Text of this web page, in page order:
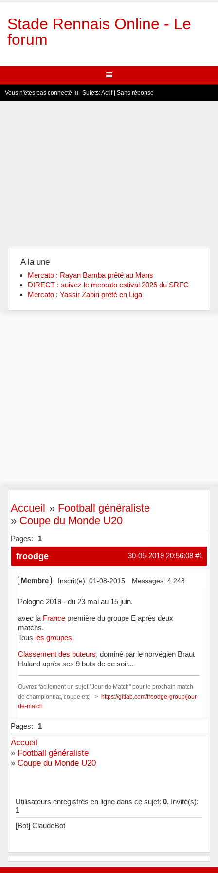
Stade Rennais Online - Le
forum
Vous n'êtes pas connecté. Sujets:Actif| Sans réponse
A la une
Mercato : Rayan Bamba prêté au Mans
DIRECT : suivez le mercato estival 2026 du SRFC
Mercato : Yassir Zabiri prêté en Liga
Accueil » Football généraliste
» Coupe du Monde U20
Pages: 1
#1
30-05-2019 20:56:08
froodge
Membre Inscrit(e): 01-08-2015 Messages: 4 248
Pologne 2019 - du 23 mai au 15 juin.
avec la Francepremière du groupe E après deux
matchs.
Tous les groupes.
Classement des buteurs, dominé par le norvégien Braut
Haland après ses 9 buts de ce soir...
Ouvrez facilement un sujet "Jour de Match" pour le prochain match
de championnat, coupe etc --> https://gitlab.com/froodge-group/jour-
de-match
Hors ligne
Pages: 1
Accueil
» Football généraliste
» Coupe du Monde U20
Utilisateurs enregistrés en ligne dans ce sujet: 0, Invité(s):
1
[Bot] ClaudeBot